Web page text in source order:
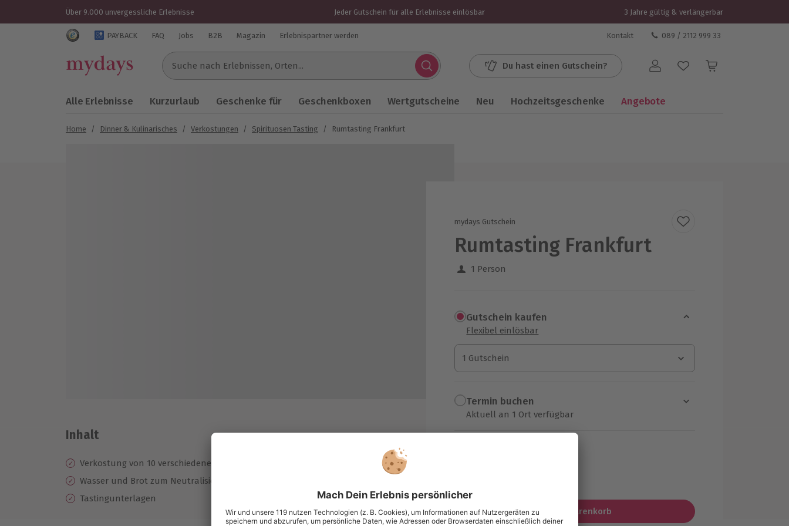
Über 9.000 unvergessliche Erlebnisse Jeder Gutschein für alle Erlebnisse einlösbar 3 Jahre gültig & verlängerbar
Trustedshops Bewertungen für mydays.de
PAYBACK FAQ Jobs B2B Magazin Erlebnispartner werden Kontakt 089 / 2112 999 33
Suche nach Erlebnissen...
Du hast einen Gutschein? Benutzerkonto
Alle Erlebnisse Kurzurlaub Geschenke für Geschenkboxen Wertgutscheine Neu Hochzeitsgeschenke Angebote
Home / Dinner & Kulinarisches / Verkostungen / Spirituosen Tasting / Rumtasting Frankfurt
mydays Gutschein
Rumtasting Frankfurt
1 Person
Gutschein kaufen
Flexibel einlösbar
1 Gutschein
1 Gutschein
1 Gutschein
Termin buchen
Aktuell an 1 Ort verfügbar
Wähle im nächsten Schritt einen Termin aus
In den Warenkorb
Inhalt
Verkostung von 10 verschiedenen Rum-Sorten
Wasser und Brot zum Neutralisieren
Tastingunterlagen